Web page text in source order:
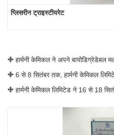
ग्लिसरीन ट्राइस्टीयरेट